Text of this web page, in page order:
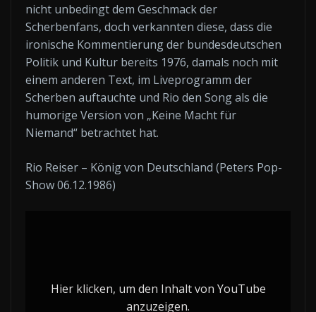
nicht unbedingt dem Geschmack der
Scherbenfans, doch verkannten diese, dass die
ironische Kommentierung der bundesdeutschen
Politik und Kultur bereits 1976, damals noch mit
einem anderen Text, im Liveprogramm der
Scherben auftauchte und Rio den Song als die
humorige Version von „Keine Macht für
Niemand“ betrachtet hat.
Rio Reiser – König von Deutschland (Peters Pop-
Show 06.12.1986)
von
Hier klicken, um den Inhalt von YouTube
anzuzeigen.